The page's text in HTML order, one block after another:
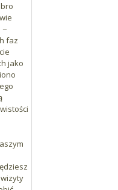
−
faz
jako